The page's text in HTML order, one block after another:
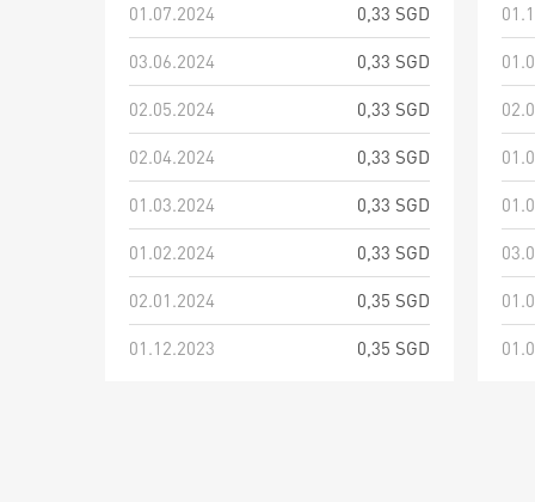
01.07.2024
0,33 SGD
03.06.2024
0,33 SGD
02.05.2024
0,33 SGD
02.04.2024
0,33 SGD
01.03.2024
0,33 SGD
01.02.2024
0,33 SGD
02.01.2024
0,35 SGD
01.12.2023
0,35 SGD